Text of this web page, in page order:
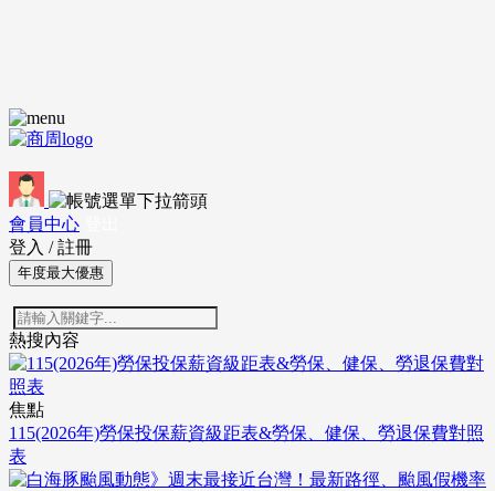
會員中心
登入 / 註冊
年度最大優惠
熱搜內容
焦點
115(2026年)勞保投保薪資級距表&勞保、健保、勞退保費對照
表